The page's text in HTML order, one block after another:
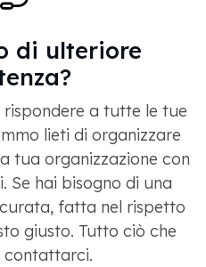
di ulteriore
a tutte le tue
lieti di organizzare
tua organizzazione con
Se hai bisogno di una
fatta nel rispetto
giusto. Tutto ciò che
contattarci.